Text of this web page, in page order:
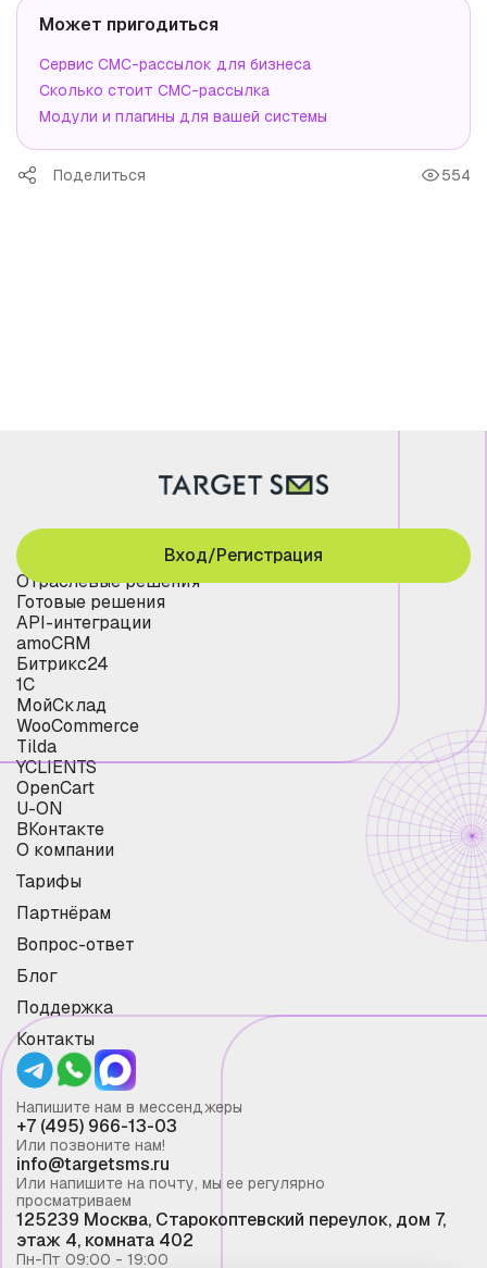
Может пригодиться
Сервис СМС-рассылок для бизнеса
Сколько стоит СМС-рассылка
Модули и плагины для вашей системы
Поделиться 554
Отраслевые решения
Готовые решения
API-интеграции
amoCRM
Битрикс24
1С
МойСклад
WooCommerce
Tilda
YCLIENTS
OpenCart
U-ON
ВКонтакте
О компании
Тарифы
Партнёрам
Вопрос-ответ
Блог
Поддержка
Контакты
Вход/Регистрация
Напишите нам в мессенджеры
+7 (495) 966-13-03
Или позвоните нам!
info@targetsms.ru
Или напишите на почту, мы ее регулярно
просматриваем
125239 Москва, Старокоптевский переулок, дом 7,
этаж 4, комната 402
Пн-Пт 09:00 - 19:00